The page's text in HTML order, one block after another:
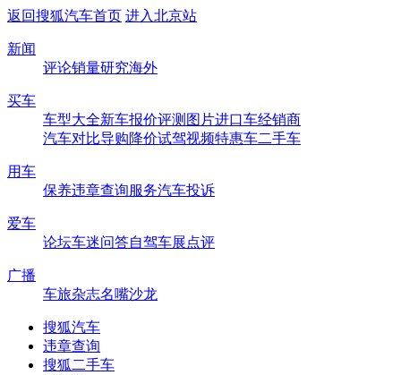
返回搜狐汽车首页 进入北京站
新闻
评论销量研究海外
买车
车型大全新车报价评测 图片进口车经销商
汽车对比导购降价试驾视频特惠车二手车
用车
保养违章查询服务汽车投诉
爱车
论坛车迷问答自驾车展点评
广播
车旅杂志名嘴沙龙
搜狐汽车
违章查询
搜狐二手车